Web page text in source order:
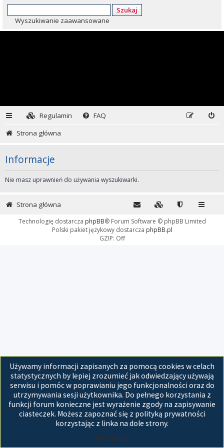
Szukaj
Wyszukiwanie zaawansowane
Regulamin
FAQ
Strona główna
Informacje
Nie masz uprawnień do używania wyszukiwarki.
Używamy informacji zapisanych za pomocą cookies w celach
statystycznych by lepiej zrozumieć jak odwiedzający używają
serwisu i pomóc w poprawianiu jego funkcjonalności oraz do
utrzymywania sesji użytkownika. Do pełnego korzystania z
funkcji forum konieczne jest wyrażenie zgody na zapisywanie
ciasteczek. Możesz zapoznać się z polityką prywatności
korzystając z linka na dole strony.
Akceptuję
Strona główna
Technologię dostarcza phpBB® Forum Software © phpBB Limited
Polski pakiet językowy dostarcza phpBB.pl
GZIP: Off